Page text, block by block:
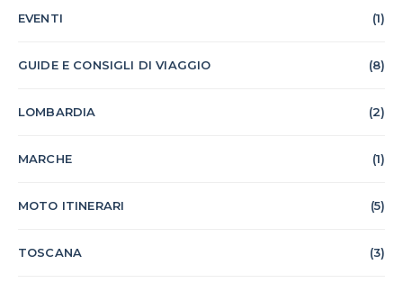
EVENTI (1)
GUIDE E CONSIGLI DI VIAGGIO (8)
LOMBARDIA (2)
MARCHE (1)
MOTO ITINERARI (5)
TOSCANA (3)